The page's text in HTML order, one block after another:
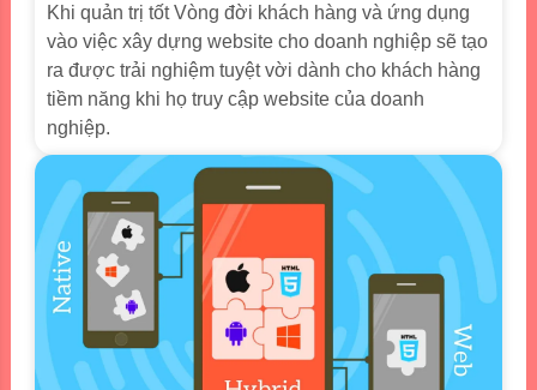
Khi quản trị tốt Vòng đời khách hàng và ứng dụng
vào việc xây dựng website cho doanh nghiệp sẽ tạo
ra được trải nghiệm tuyệt vời dành cho khách hàng
tiềm năng khi họ truy cập website của doanh
nghiệp.